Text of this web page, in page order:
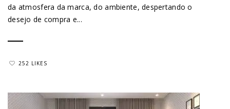
da atmosfera da marca, do ambiente, despertando o
desejo de compra e...
252 LIKES